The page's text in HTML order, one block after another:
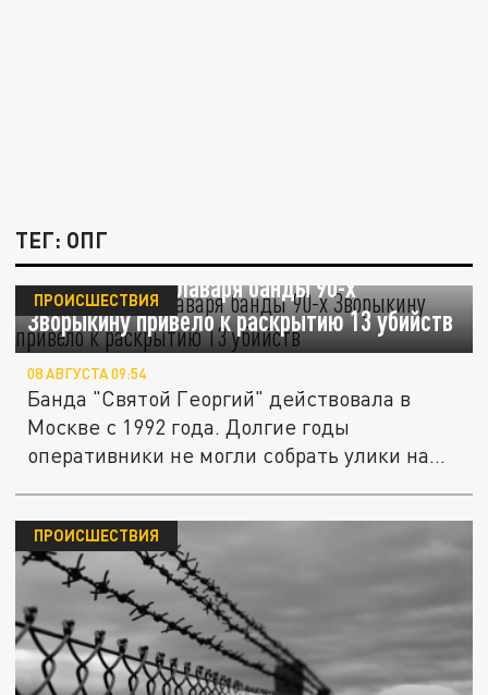
ТЕГ: ОПГ
Покушение на главаря банды 90-х
Зворыкину привело к раскрытию 13 убийств
ПРОИСШЕСТВИЯ
08 АВГУСТА 09:54
Банда "Святой Георгий" действовала в
Москве с 1992 года. Долгие годы
оперативники не могли собрать улики на
ПРОИСШЕСТВИЯ